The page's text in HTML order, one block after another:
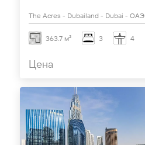
The Acres - Dubailand - Dubai - ОАЭ
363.7 м² 3 4
Цена